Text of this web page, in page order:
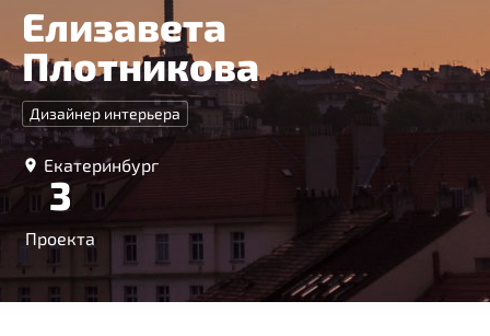
Елизавета
Плотникова
Дизайнер интерьера
Екатеринбург
3
Проекта